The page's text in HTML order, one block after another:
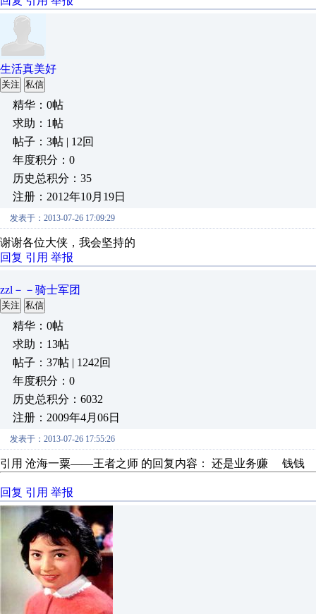
生活真美好
关注 私信
精华：0帖
求助：1帖
帖子：3帖 | 12回
年度积分：0
历史总积分：35
注册：2012年10月19日
发表于：2013-07-26 17:09:29
谢谢各位大侠，我会坚持的
回复 引用 举报
zzl－－骑士军团
关注 私信
精华：0帖
求助：13帖
帖子：37帖 | 1242回
年度积分：0
历史总积分：6032
注册：2009年4月06日
发表于：2013-07-26 17:55:26
引用 沧海一粟——王者之师 的回复内容： 还是业务赚 钱钱
回复 引用 举报